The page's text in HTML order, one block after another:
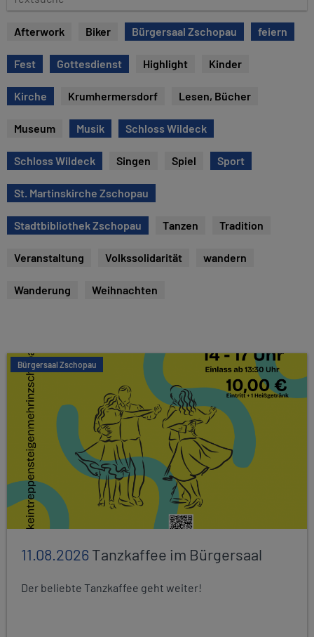
e
s
u
c
Afterwork Biker Bürgersaal Zschopau feiern
Fest Gottesdienst Highlight Kinder
Kirche Krumhermersdorf Lesen, Bücher
Museum Musik Schloss Wildeck
Schloss Wildeck Singen Spiel Sport
St. Martinskirche Zschopau
Stadtbibliothek Zschopau Tanzen Tradition
Veranstaltung Volkssolidarität wandern
Wanderung Weihnachten
Bürgersaal Zschopau
11.08.2026Tanzkaffee im Bürgersaal
Der beliebte Tanzkaffee geht weiter!